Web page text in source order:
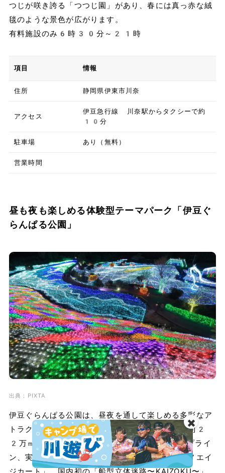
つじが咲き誇る「つつじ園」があり、春には真っ赤な絨
毯のような景色が広がります。
有料施設のみ6時30分～21時
項目 情報
住所 静岡県伊東市川奈
アクセス
伊豆急行線 川奈駅からタクシーで約
10分
駐車場 あり（無料）
営業時間
昼も夜も楽しめる体験型テーマパーク「伊豆ぐ
らんぱる公園」
出典；PIXTA
伊豆ぐらんぱる公園は、昼夜を通して楽しめる多彩なア
トラクションを備えた体験型テーマパークです。約2
2万㎡の広大な敷地には、往復400mのジップライ
ン、実物大の動く恐竜が棲むエリアを走る「ディノエイ
✖️